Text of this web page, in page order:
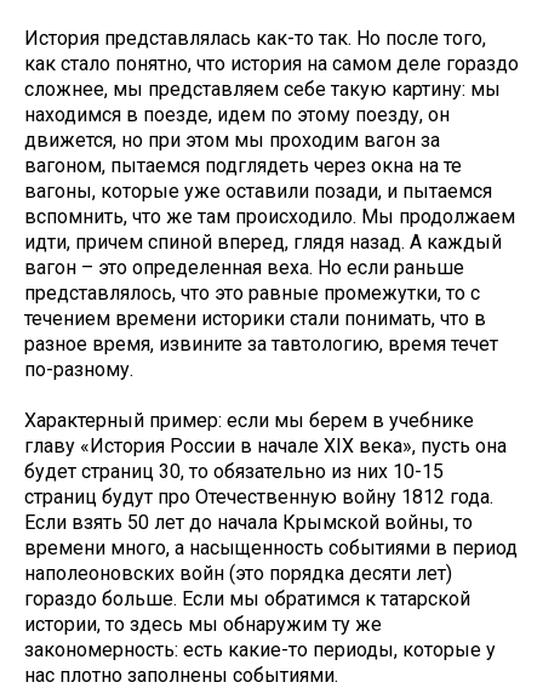
История представлялась как-то так. Но после того,
как стало понятно, что история на самом деле гораздо
сложнее, мы представляем себе такую картину: мы
находимся в поезде, идем по этому поезду, он
движется, но при этом мы проходим вагон за
вагоном, пытаемся подглядеть через окна на те
вагоны, которые уже оставили позади, и пытаемся
вспомнить, что же там происходило. Мы продолжаем
идти, причем спиной вперед, глядя назад. А каждый
вагон – это определенная веха. Но если раньше
представлялось, что это равные промежутки, то с
течением времени историки стали понимать, что в
разное время, извините за тавтологию, время течет
по-разному.
Характерный пример: если мы берем в учебнике
главу «История России в начале XIX века», пусть она
будет страниц 30, то обязательно из них 10-15
страниц будут про Отечественную войну 1812 года.
Если взять 50 лет до начала Крымской войны, то
времени много, а насыщенность событиями в период
наполеоновских войн (это порядка десяти лет)
гораздо больше. Если мы обратимся к татарской
истории, то здесь мы обнаружим ту же
закономерность: есть какие-то периоды, которые у
нас плотно заполнены событиями.